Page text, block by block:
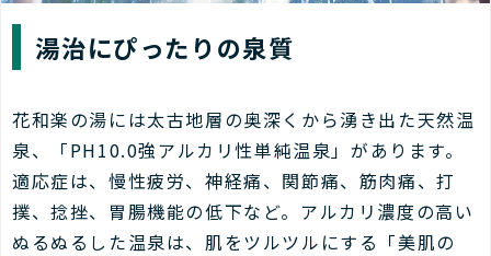
湯治にぴったりの泉質
花和楽の湯には太古地層の奥深くから湧き出た天然温
泉、「PH10.0強アルカリ性単純温泉」があります。
適応症は、慢性疲労、神経痛、関節痛、筋肉痛、打
撲、捻挫、胃腸機能の低下など。アルカリ濃度の高い
ぬるぬるした温泉は、肌をツルツルにする「美肌の